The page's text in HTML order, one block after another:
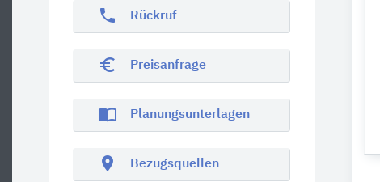
phone Rückruf
euro_symbol Preisanfrage
import_contacts Planungsunterlagen
location_on Bezugsquellen